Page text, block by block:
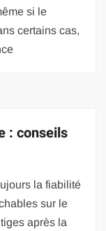
si le
certains cas,
: conseils
la fiabilité
sur le
après la